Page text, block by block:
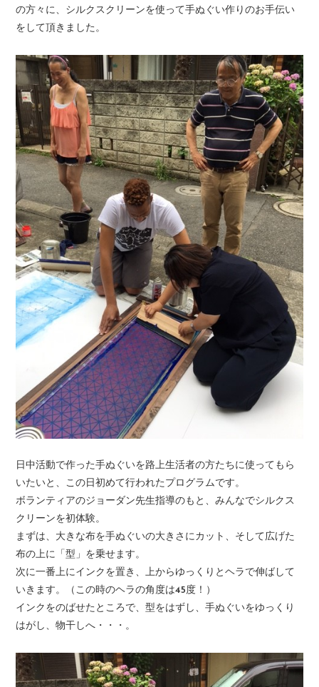
の方々に、シルクスクリーンを使って手ぬぐい作りのお手伝い
をして頂きました。
日中活動で作った手ぬぐいを路上生活者の方たちに使ってもら
いたいと、この日初めて行われたプログラムです。
ボランティアのジョーダン先生指導のもと、みんなでシルクス
クリーンを初体験。
まずは、大きな布を手ぬぐいの大きさにカット、そして広げた
布の上に「型」を乗せます。
次に一番上にインクを置き、上からゆっくりとヘラで伸ばして
いきます。（この時のヘラの角度は45度！）
インクをのばせたところで、型をはずし、手ぬぐいをゆっくり
はがし、物干しへ・・・。